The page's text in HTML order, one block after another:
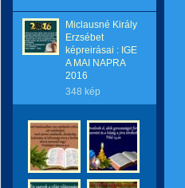
Miclausné Király
Erzsébet
képreirásai : IGE
A MAI NAPRA
2016
348 kép